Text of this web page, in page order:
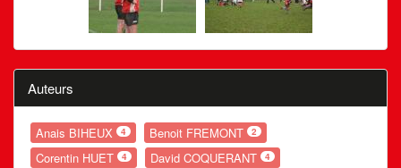
Auteurs
Anais BIHEUX 4 Benoit FREMONT 2
Corentin HUET 4 David COQUERANT 4